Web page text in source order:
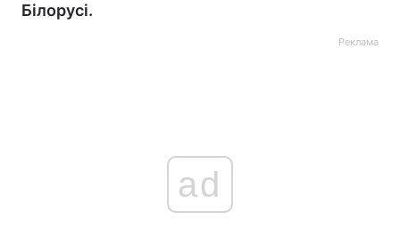
Білорусі.
Реклама
ad